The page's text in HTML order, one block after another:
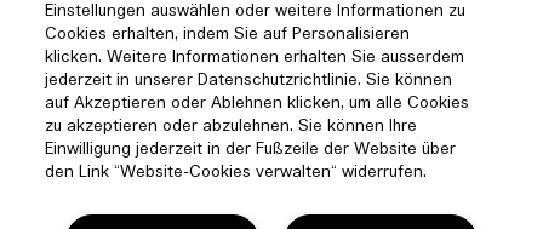
Einstellungen auswählen oder weitere Informationen zu
Cookies erhalten, indem Sie auf Personalisieren
klicken. Weitere Informationen erhalten Sie ausserdem
jederzeit in unserer Datenschutzrichtlinie. Sie können
auf Akzeptieren oder Ablehnen klicken, um alle Cookies
zu akzeptieren oder abzulehnen. Sie können Ihre
Einwilligung jederzeit in der Fußzeile der Website über
den Link “Website-Cookies verwalten“ widerrufen.